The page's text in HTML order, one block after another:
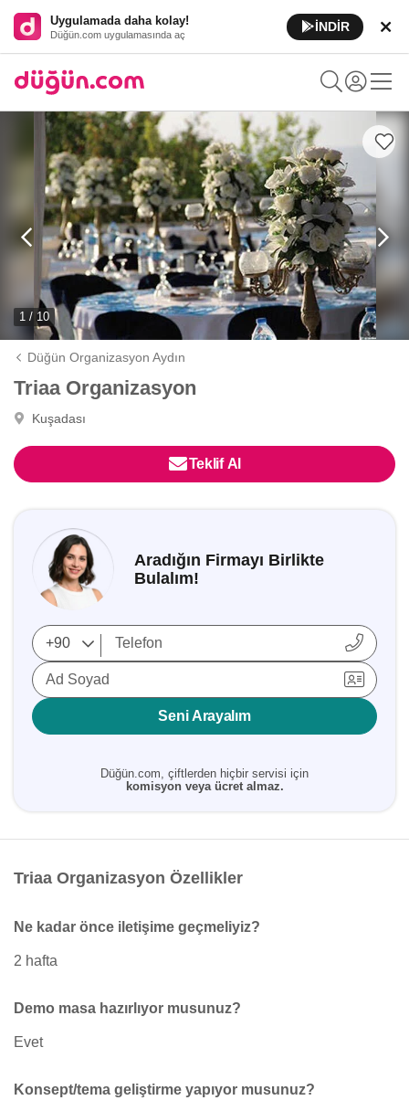
Uygulamada daha kolay!
Düğün.com uygulamasında aç
İNDİR
1 / 10
Düğün Organizasyon Aydın
Triaa Organizasyon
Kuşadası
Teklif Al
Aradığın Firmayı Birlikte
Bulalım!
Ad Soyad
Seni Arayalım
Düğün.com, çiftlerden hiçbir servisi için
komisyon veya ücret almaz.
Triaa Organizasyon Özellikler
Ne kadar önce iletişime geçmeliyiz?
2 hafta
Demo masa hazırlıyor musunuz?
Evet
Konsept/tema geliştirme yapıyor musunuz?